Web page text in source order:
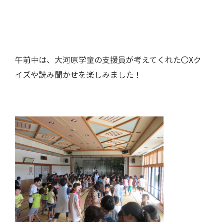
午前中は、大河原学童の支援員が考えてくれた〇Xク
イズや読み聞かせを楽しみました！